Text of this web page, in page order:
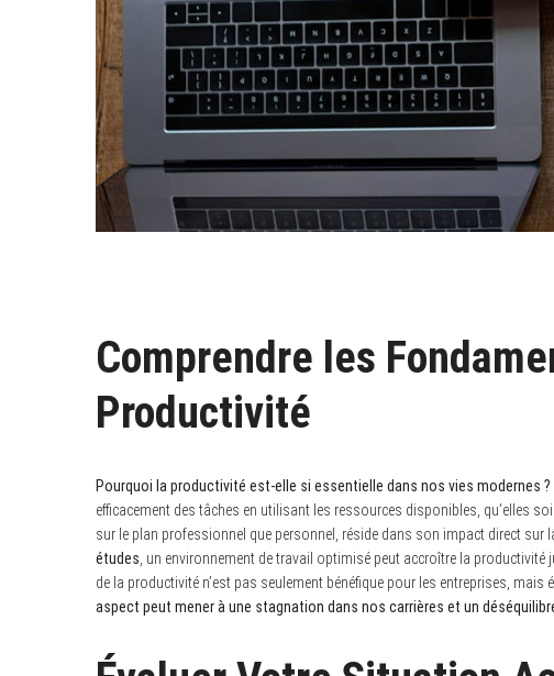
Comprendre les
Productivité
Pourquoi la productivité est-elle si essentielle dans nos vies modernes ?
efficacement des tâches en utilisant les ressources disponibles, qu’elles
sur le plan professionnel que personnel, réside dans son impact direct sur
études , un environnement de travail optimisé peut accroître la productivité
de la productivité n’est pas seulement bénéfique pour les entreprises, mais
aspect peut mener à une stagnation dans nos carrières et un